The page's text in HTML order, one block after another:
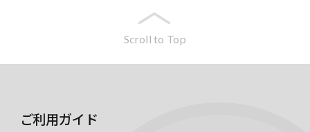
Scroll to Top
ご利用ガイド